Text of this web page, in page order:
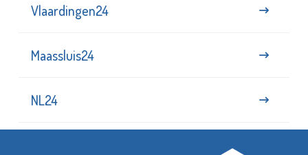
Vlaardingen24
Maassluis24
NL24